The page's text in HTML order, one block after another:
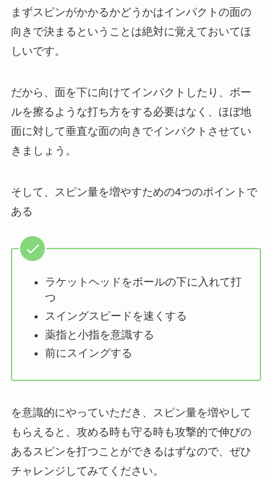
まずスピンがかかるかどうかはインパクトの面の
向きで決まるということは絶対に覚えておいてほ
しいです。
だから、面を下に向けてインパクトしたり、ボー
ルを擦るような打ち方をする必要はなく、ほぼ地
面に対して垂直な面の向きでインパクトさせてい
きましょう。
そして、スピン量を増やすための4つのポイントで
ある
ラケットヘッドをボールの下に入れて打
つ
スイングスピードを速くする
薬指と小指を意識する
前にスイングする
を意識的にやっていただき、スピン量を増やして
もらえると、攻める時も守る時も攻撃的で伸びの
あるスピンを打つことができるはずなので、ぜひ
チャレンジしてみてください。